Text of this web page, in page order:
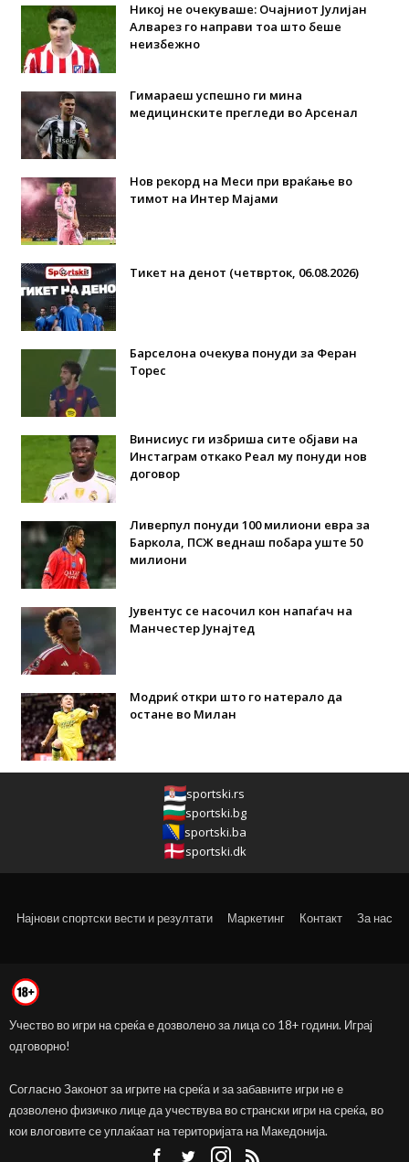
Никој не очекуваше: Очајниот Јулијан
Алварез го направи тоа што беше
неизбежно
Гимараеш успешно ги мина
медицинските прегледи во Арсенал
Нов рекорд на Меси при враќање во
тимот на Интер Мајами
Тикет на денот (четврток, 06.08.2026)
Барселона очекува понуди за Феран
Торес
Винисиус ги избриша сите објави на
Инстаграм откако Реал му понуди нов
договор
Ливерпул понуди 100 милиони евра за
Баркола, ПСЖ веднаш побара уште 50
милиони
Јувентус се насочил кон напаѓач на
Манчестер Јунајтед
Модриќ откри што го натерало да
остане во Милан
sportski.rs
sportski.bg
sportski.ba
sportski.dk
Најнови спортски вести и резултати Маркетинг Контакт За нас
Учество во игри на среќа е дозволено за лица со 18+ години. Играј
одговорно!
Согласно Законот за игрите на среќа и за забавните игри не е
дозволено физичко лице да учествува во странски игри на среќа, во
кои влоговите се уплаќаат на територијата на Македонија.